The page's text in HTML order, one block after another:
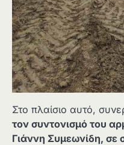
Στο πλαίσιο αυτό,
τον συντονισμό του
Γιάννη Συμεωνίδη, σε